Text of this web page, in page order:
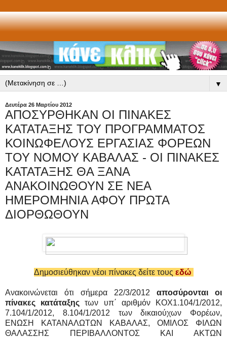
▼
Δευτέρα 26 Μαρτίου 2012
ΑΠΟΣΥΡΘΗΚΑΝ ΟΙ ΠΙΝΑΚΕΣ
ΚΑΤΑΤΑΞΗΣ ΤΟΥ ΠΡΟΓΡΑΜΜΑΤΟΣ
ΚΟΙΝΩΦΕΛΟΥΣ ΕΡΓΑΣΙΑΣ ΦΟΡΕΩΝ
ΤΟΥ ΝΟΜΟΥ ΚΑΒΑΛΑΣ - ΟΙ ΠΙΝΑΚΕΣ
ΚΑΤΑΤΑΞΗΣ ΘΑ ΞΑΝΑ
ΑΝΑΚΟΙΝΩΘΟΥΝ ΣΕ ΝΕΑ
ΗΜΕΡΟΜΗΝΙΑ ΑΦΟΥ ΠΡΩΤΑ
ΔΙΟΡΘΩΘΟΥΝ
Δημοσιεύθηκαν νέοι πίνακες δείτε τους εδώ
Ανακοινώνεται ότι σήμερα 22/3/2012 αποσύρονται οι
πίνακες κατάταξης των υπ΄ αριθμόν ΚΟΧ1.104/1/2012,
7.104/1/2012, 8.104/1/2012 των δικαιούχων Φορέων,
ΕΝΩΣΗ ΚΑΤΑΝΑΛΩΤΩΝ ΚΑΒΑΛΑΣ, ΟΜΙΛΟΣ ΦΙΛΩΝ
ΘΑΛΑΣΣΗΣ ΠΕΡΙΒΑΛΛΟΝΤΟΣ ΚΑΙ ΑΚΤΩΝ